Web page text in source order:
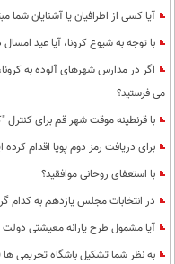
آیا کسی از اطرافیان یا آشنایان شما
با توجه به شیوع کرونا، آیا عید
اگر در مدارس شهرهای آلوده به
می فرستید؟
با قرنطینه موقت شهر قم برای کنترل
برای دریافت رمز دوم پویا اقدام کرده
با استعفای روحانی موافقید؟
در انتخابات مجلس یازدهم به کدام
آیا مشمول طرح یارانه معیشتی دولت